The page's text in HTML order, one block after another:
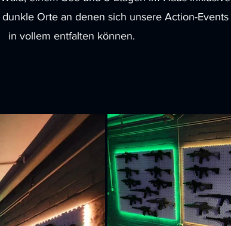
Orte an denen sich unsere Action-Events
in vollem entfalten können.